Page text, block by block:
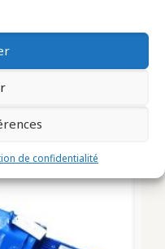
de confidentialité
Marque